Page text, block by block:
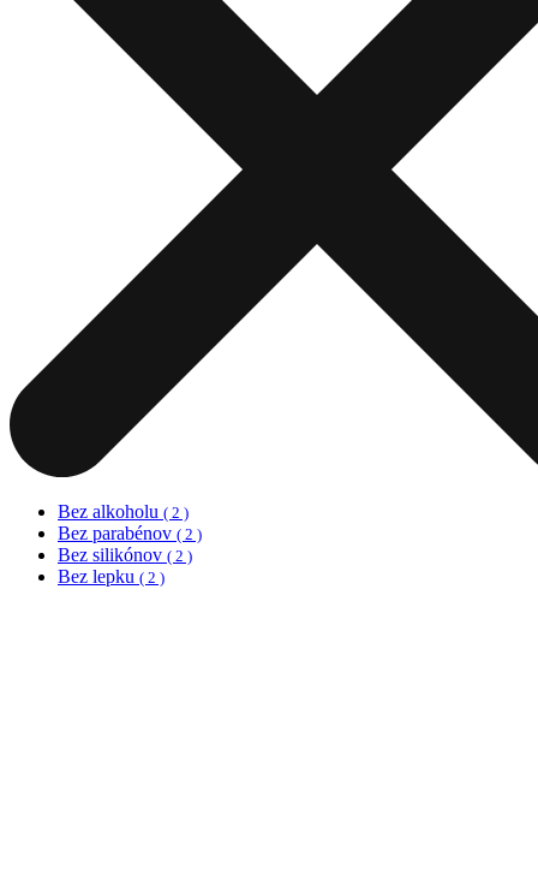
Bez alkoholu ( 2 )
Bez parabénov ( 2 )
Bez silikónov ( 2 )
Bez lepku ( 2 )